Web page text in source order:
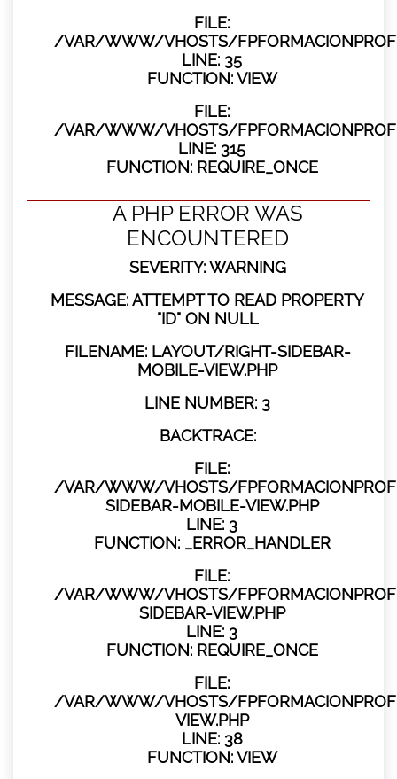
FILE:
/VAR/WWW/VHOSTS/
LINE: 35
FUNCTION: VIEW
FILE:
/VAR/WWW/VHOSTS/
LINE: 315
FUNCTION: REQUIRE_ONCE
A PHP ERROR WAS
ENCOUNTERED
SEVERITY: WARNING
MESSAGE: ATTEMPT TO READ PROPERTY
"ID" ON NULL
FILENAME: LAYOUT/RIGHT-SIDEBAR-
MOBILE-VIEW.PHP
LINE NUMBER: 3
BACKTRACE:
FILE:
/VAR/WWW/VHOSTS/
SIDEBAR-MOBILE-VIEW.PHP
LINE: 3
FUNCTION: _ERROR_HANDLER
FILE:
/VAR/WWW/VHOSTS/
SIDEBAR-VIEW.PHP
LINE: 3
FUNCTION: REQUIRE_ONCE
FILE:
/VAR/WWW/VHOSTS/
VIEW.PHP
LINE: 38
FUNCTION: VIEW